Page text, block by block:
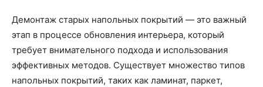
Демонтаж старых напольных покрытий — это важный
этап в процессе обновления интерьера, который
требует внимательного подхода и использования
эффективных методов. Существует множество типов
напольных покрытий, таких как ламинат, паркет,